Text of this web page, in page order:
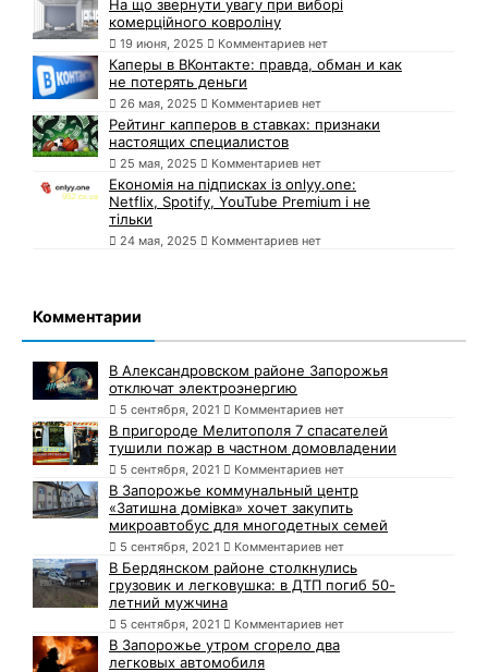
На що звернути увагу при виборі
комерційного ковроліну
19 июня, 2025 Комментариев нет
Каперы в ВКонтакте: правда, обман и как
не потерять деньги
26 мая, 2025 Комментариев нет
Рейтинг капперов в ставках: признаки
настоящих специалистов
25 мая, 2025 Комментариев нет
Економія на підписках із onlyy.one:
Netflix, Spotify, YouTube Premium і не
тільки
24 мая, 2025 Комментариев нет
Комментарии
В Александровском районе Запорожья
отключат электроэнергию
5 сентября, 2021 Комментариев нет
В пригороде Мелитополя 7 спасателей
тушили пожар в частном домовладении
5 сентября, 2021 Комментариев нет
В Запорожье коммунальный центр
«Затишна домівка» хочет закупить
микроавтобус для многодетных семей
5 сентября, 2021 Комментариев нет
В Бердянском районе столкнулись
грузовик и легковушка: в ДТП погиб 50-
летний мужчина
5 сентября, 2021 Комментариев нет
В Запорожье утром сгорело два
легковых автомобиля